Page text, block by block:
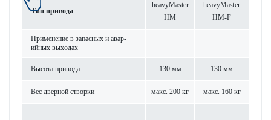
Тип при­вода
heavyMaster
HM
heavyMaster
HM-F
Применение в запасных и авар­
ийных выходах
Высота при­вода 130 мм 130 мм
Вес дверной створки макс. 200 кг макс. 160 кг